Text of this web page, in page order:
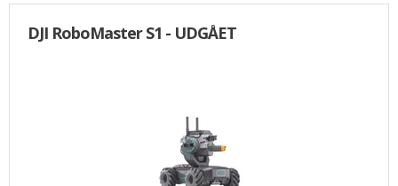
DJI RoboMaster S1 - UDGÅET